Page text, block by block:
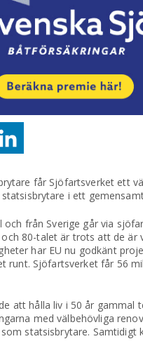
får Sjöfartsverket ett
i ett
från Sverige går via
80-talet är trots att de
har EU nu godkänt
runt. Sjöfartsverket får 56
att hålla liv i 50 år
med välbehövliga
statsisbrytare.